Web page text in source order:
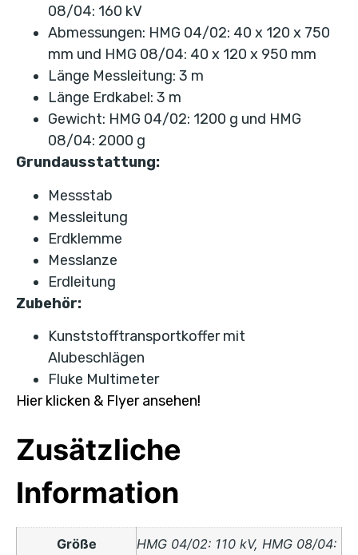
08/04: 160 kV
Abmessungen: HMG 04/02: 40 x 120 x 750
mm und HMG 08/04: 40 x 120 x 950 mm
Länge Messleitung: 3 m
Länge Erdkabel: 3 m
Gewicht: HMG 04/02: 1200 g und HMG
08/04: 2000 g
Grundausstattung:
Messstab
Messleitung
Erdklemme
Messlanze
Erdleitung
Zubehör:
Kunststofftransportkoffer mit
Alubeschlägen
Fluke Multimeter
Hier klicken & Flyer ansehen!
Zusätzliche
Information
Größe HMG 04/02: 110 kV, HMG 08/04: